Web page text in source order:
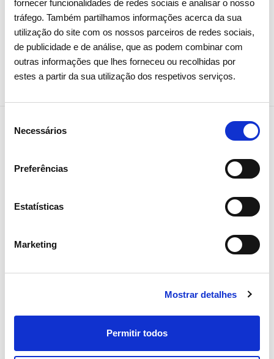
fornecer funcionalidades de redes sociais e analisar o nosso
tráfego. Também partilhamos informações acerca da sua
utilização do site com os nossos parceiros de redes sociais,
de publicidade e de análise, que as podem combinar com
outras informações que lhes forneceu ou recolhidas por
estes a partir da sua utilização dos respetivos serviços.
Necessários
Preferências
Estatísticas
Marketing
Mostrar detalhes
Permitir todos
NEWSLETTER
operação,
partilhamos
com toda a energia